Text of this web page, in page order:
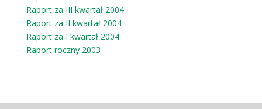
Raport za III kwartał 2004
Raport za II kwartał 2004
Raport za I kwartał 2004
Raport roczny 2003